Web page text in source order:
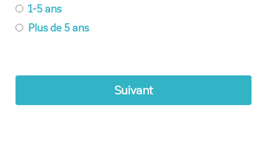
1-5 ans
Plus de 5 ans
Suivant